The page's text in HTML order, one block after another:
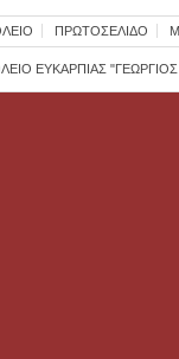
ΠΡΩΤΟΣΕΛΙΔΟ
ΕΥΚΑΡΠΙΑΣ